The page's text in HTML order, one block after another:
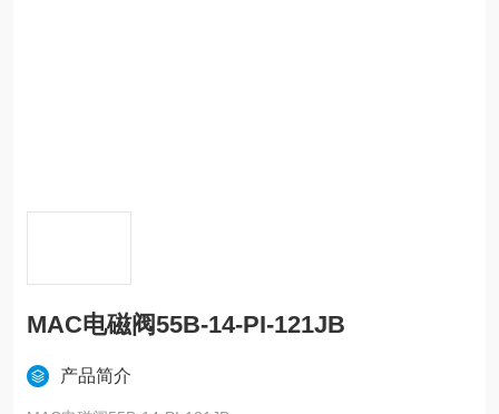
MAC电磁阀55B-14-PI-121JB
产品简介